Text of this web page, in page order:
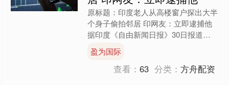
原标题：印度老人从高楼窗户探出大半
个身子偷拍邻居 印网友：立即逮捕他
据印度《自由新闻日报》30日报道，
近日，一段据称拍摄于印度西孟加拉邦
住宅小区的视频在网络热....
盈为国际
查看：63 分类：方舟配资